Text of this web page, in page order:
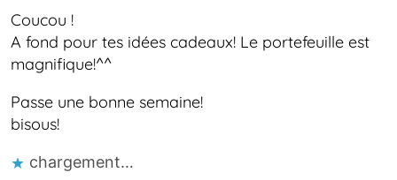
Coucou !
A fond pour tes idées cadeaux! Le portefeuille est
magnifique!^^
Passe une bonne semaine!
bisous!
chargement…